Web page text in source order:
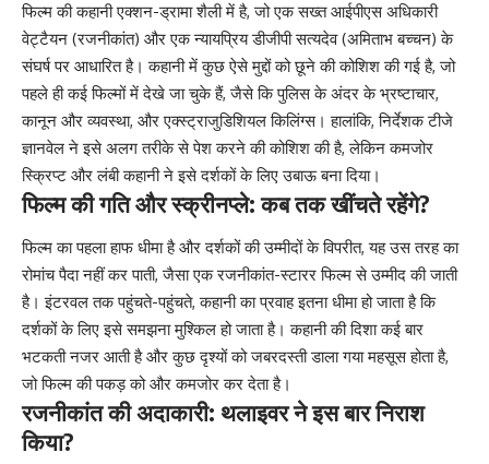
फिल्म की कहानी एक्शन-ड्रामा शैली में है, जो एक सख्त आईपीएस अधिकारी
वेट्टैयन (रजनीकांत) और एक न्यायप्रिय डीजीपी सत्यदेव (अमिताभ बच्चन) के
संघर्ष पर आधारित है। कहानी में कुछ ऐसे मुद्दों को छूने की कोशिश की गई है, जो
पहले ही कई फिल्मों में देखे जा चुके हैं, जैसे कि पुलिस के अंदर के भ्रष्टाचार,
कानून और व्यवस्था, और एक्स्ट्राजुडिशियल किलिंग्स। हालांकि, निर्देशक टीजे
ज्ञानवेल ने इसे अलग तरीके से पेश करने की कोशिश की है, लेकिन कमजोर
स्क्रिप्ट और लंबी कहानी ने इसे दर्शकों के लिए उबाऊ बना दिया।
फिल्म की गति और स्क्रीनप्ले: कब तक खींचते रहेंगे?
फिल्म का पहला हाफ धीमा है और दर्शकों की उम्मीदों के विपरीत, यह उस तरह का
रोमांच पैदा नहीं कर पाती, जैसा एक रजनीकांत-स्टारर फिल्म से उम्मीद की जाती
है। इंटरवल तक पहुंचते-पहुंचते, कहानी का प्रवाह इतना धीमा हो जाता है कि
दर्शकों के लिए इसे समझना मुश्किल हो जाता है। कहानी की दिशा कई बार
भटकती नजर आती है और कुछ दृश्यों को जबरदस्ती डाला गया महसूस होता है,
जो फिल्म की पकड़ को और कमजोर कर देता है।
रजनीकांत की अदाकारी: थलाइवर ने इस बार निराश
किया?